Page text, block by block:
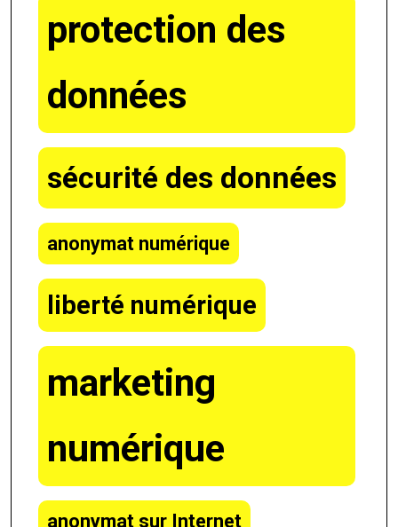
protection des
données
sécurité des données
anonymat numérique
liberté numérique
marketing
numérique
anonymat sur Internet